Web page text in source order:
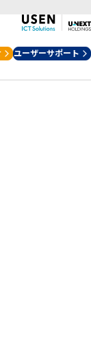
ユーザーサポート